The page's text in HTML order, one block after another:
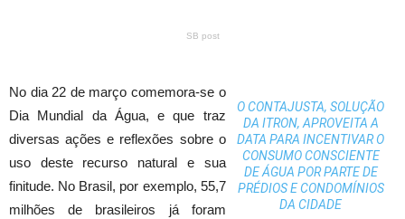
SB post
O CONTAJUSTA, SOLUÇÃO
DA ITRON, APROVEITA A
DATA PARA INCENTIVAR O
CONSUMO CONSCIENTE
DE ÁGUA POR PARTE DE
PRÉDIOS E CONDOMÍNIOS
DA CIDADE
No dia 22 de março comemora-se o
Dia Mundial da Água, e que traz
diversas ações e reflexões sobre o
uso deste recurso natural e sua
finitude. No Brasil, por exemplo, 55,7
milhões de brasileiros já foram